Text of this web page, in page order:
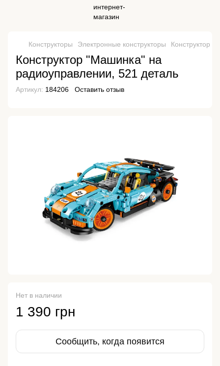
Конструкторы Электронные конструкторы Конструктор
Конструктор "Машинка" на
радиоуправлении, 521 деталь
Артикул: 184206 Оставить отзыв
Нет в наличии
1 390 грн
Сообщить, когда появится